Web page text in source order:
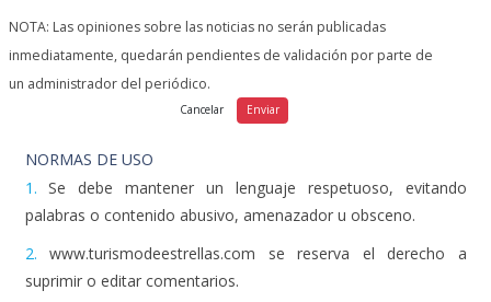
NOTA: Las opiniones sobre las noticias no serán publicadas
inmediatamente, quedarán pendientes de validación por parte de
un administrador del periódico.
NORMAS DE USO
1. Se debe mantener un lenguaje respetuoso, evitando
palabras o contenido abusivo, amenazador u obsceno.
2. www.turismodeestrellas.com se reserva el derecho a
suprimir o editar comentarios.